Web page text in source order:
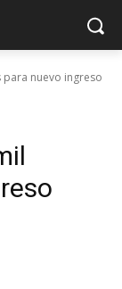
nuevo ingreso